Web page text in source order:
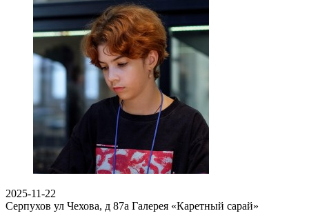
2025-11-22
Серпухов ул Чехова, д 87а Галерея «Каретный сарай»